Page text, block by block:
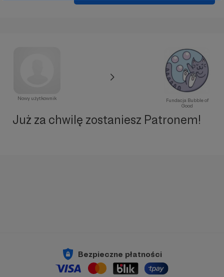
Nowy użytkownik
Fundacja Bubble of
Good
Już za chwilę zostaniesz Patronem!
Bezpieczne płatności